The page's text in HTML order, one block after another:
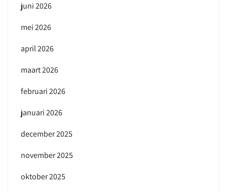
juni 2026
mei 2026
april 2026
maart 2026
februari 2026
januari 2026
december 2025
november 2025
oktober 2025